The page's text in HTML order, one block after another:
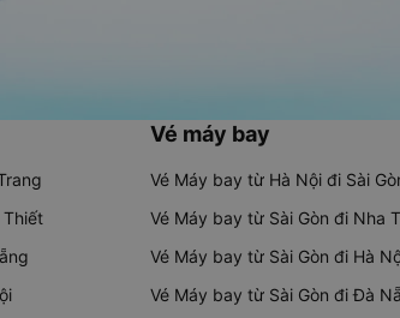
Thiết
Vé máy bay
Vé Máy bay từ Hà Nội đi Sài
Vé Máy bay từ Sài Gòn đi Nha
Vé Máy bay từ Sài Gòn đi Hà
Vé Máy bay từ Sài Gòn đi Đà